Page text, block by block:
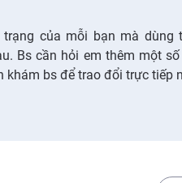
của mỗi bạn mà dùng
Bs cần hỏi em thêm một
khám bs để trao đổi trực tiếp